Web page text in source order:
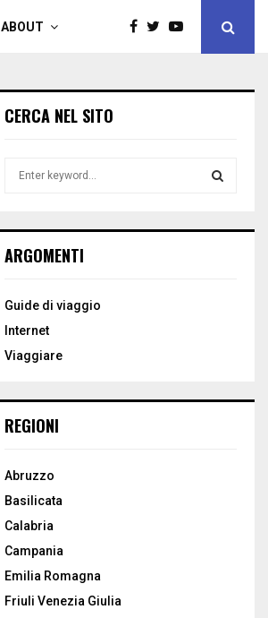
ABOUT
CERCA NEL SITO
h
o
:
ARGOMENTI
Guide di viaggio
Internet
Viaggiare
REGIONI
Abruzzo
Basilicata
Calabria
Campania
Emilia Romagna
Friuli Venezia Giulia